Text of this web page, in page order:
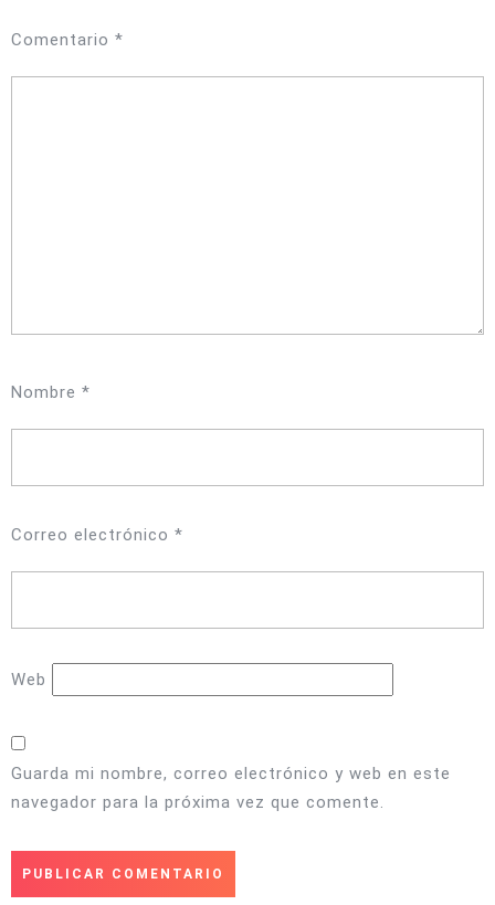
Comentario *
Nombre *
Correo electrónico *
Web
Guarda mi nombre, correo electrónico y web en este
navegador para la próxima vez que comente.